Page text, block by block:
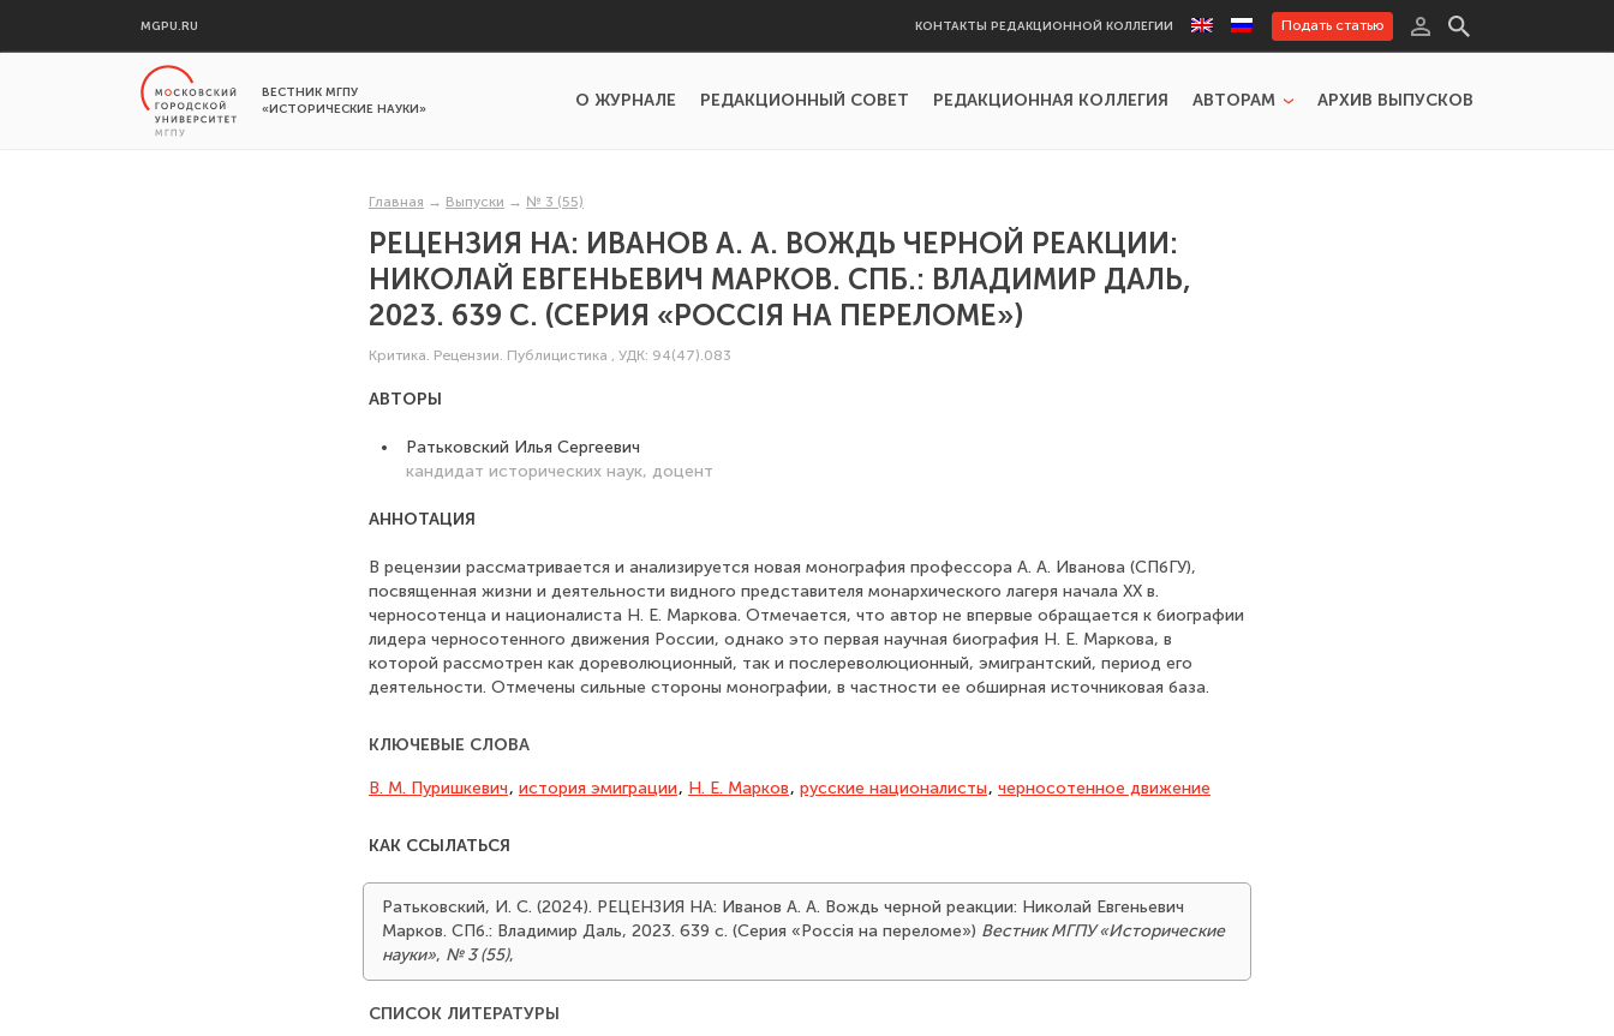
MGPU.RU КОНТАКТЫ РЕДАКЦИОННОЙ КОЛЛЕГИИ Подать статью
ВЕСТНИК МГПУ
«ИСТОРИЧЕСКИЕ НАУКИ»
О ЖУРНАЛЕ РЕДАКЦИОННЫЙ СОВЕТ РЕДАКЦИОННАЯ КОЛЛЕГИЯ АВТОРАМ АРХИВ ВЫПУСКОВ
Главная → Выпуски → № 3 (55)
РЕЦЕНЗИЯ НА: ИВАНОВ А. А. ВОЖДЬ ЧЕРНОЙ РЕАКЦИИ:
НИКОЛАЙ ЕВГЕНЬЕВИЧ МАРКОВ. СПБ.: ВЛАДИМИР ДАЛЬ,
2023. 639 С. (СЕРИЯ «РОССIЯ НА ПЕРЕЛОМЕ»)
Критика. Рецензии. Публицистика , УДК: 94(47).083
АВТОРЫ
Ратьковский Илья Сергеевич
кандидат исторических наук, доцент
АННОТАЦИЯ
В рецензии рассматривается и анализируется новая монография профессора А. А. Иванова (СПбГУ),
посвященная жизни и деятельности видного представителя монархического лагеря начала XX в.
черносотенца и националиста Н. Е. Маркова. Отмечается, что автор не впервые обращается к биографии
лидера черносотенного движения России, однако это первая научная биография Н. Е. Маркова, в
которой рассмотрен как дореволюционный, так и послереволюционный, эмигрантский, период его
деятельности. Отмечены сильные стороны монографии, в частности ее обширная источниковая база.
КЛЮЧЕВЫЕ СЛОВА
В. М. Пуришкевич, история эмиграции, Н. Е. Марков, русские националисты, черносотенное движение
КАК ССЫЛАТЬСЯ
Ратьковский, И. С. (2024). РЕЦЕНЗИЯ НА: Иванов А. А. Вождь черной реакции: Николай Евгеньевич
Марков. СПб.: Владимир Даль, 2023. 639 с. (Серия «Россiя на переломе») Вестник МГПУ «Исторические
науки», № 3 (55),
СПИСОК ЛИТЕРАТУРЫ